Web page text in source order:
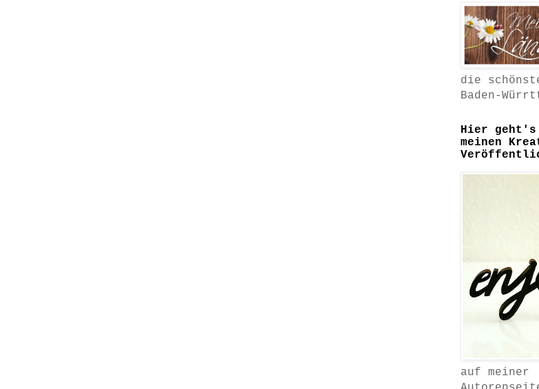
die
Baden-
Hier geht's
meinen
auf meiner